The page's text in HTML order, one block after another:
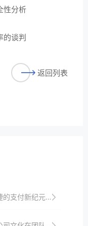
性分析
的谈判
返回列表
元——拉卡拉POS机申请全步骤